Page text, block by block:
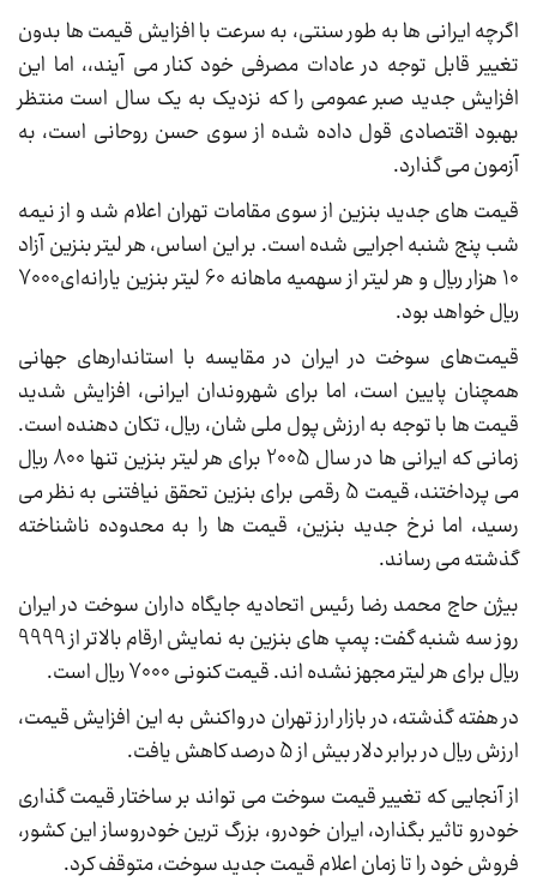
اگرچه ایرانی ها به طور سنتی، به سرعت با افزایش قیمت ها بدون
تغییر قابل توجه در عادات مصرفی خود کنار می آیند،، اما این
افزایش جدید صبر عمومی را که نزدیک به یک سال است منتظر
بهبود اقتصادی قول داده شده از سوی حسن روحانی است، به
آزمون می گذارد.
قیمت های جدید بنزین از سوی مقامات تهران اعلام شد و از نیمه
شب پنج شنبه اجرایی شده است. بر این اساس، هر لیتر بنزین آزاد
10 هزار ریال و هر لیتر از سهمیه ماهانه 60 لیتر بنزین یارانه‌ای7000
ریال خواهد بود.
قیمت‌های سوخت در ایران در مقایسه با استاندارهای جهانی
همچنان پایین است، اما برای شهروندان ایرانی، افزایش شدید
قیمت ها با توجه به ارزش پول ملی شان، ریال، تکان دهنده است.
زمانی که ایرانی ها در سال 2005 برای هر لیتر بنزین تنها 800 ریال
می پرداختند، قیمت 5 رقمی برای بنزین تحقق نیافتنی به نظر می
رسید، اما نرخ جدید بنزین، قیمت ها را به محدوده ناشناخته
گذشته می رساند.
بیژن حاج محمد رضا رئیس اتحادیه جایگاه داران سوخت در ایران
روز سه شنبه گفت: پمپ های بنزین به نمایش ارقام بالاتر از 9999
ریال برای هر لیتر مجهز نشده اند. قیمت کنونی 7000 ریال است.
در هفته گذشته، در بازار ارز تهران در واکنش به این افزایش قیمت،
ارزش ریال در برابر دلار بیش از 5 درصد کاهش یافت.
از آنجایی که تغییر قیمت سوخت می تواند بر ساختار قیمت گذاری
خودرو تاثیر بگذارد، ایران خودرو، بزرگ ترین خودروساز این کشور،
فروش خود را تا زمان اعلام قیمت جدید سوخت، متوقف کرد.